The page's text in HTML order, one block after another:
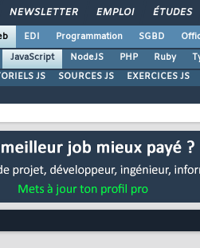
NEWSLETTER EMPLOI ÉTUDES
EDI Programmation SGBD
JavaScript NodeJS PHP Ruby
JS SOURCES JS EXERCICES JS